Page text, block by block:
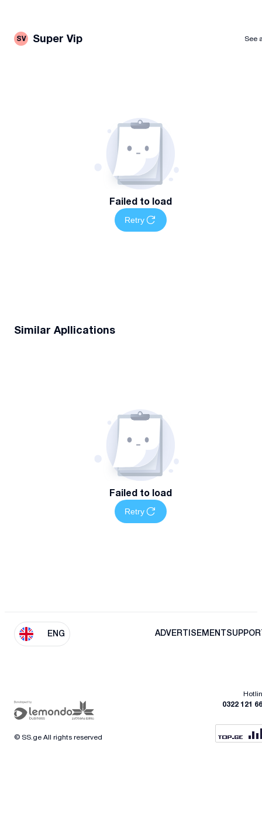
SV Super Vip See
Failed to load
Retry
Similar Apllications
Failed to load
Retry
ENG ADVERTISEMENT
0322 121
© SS.ge All rights reserved